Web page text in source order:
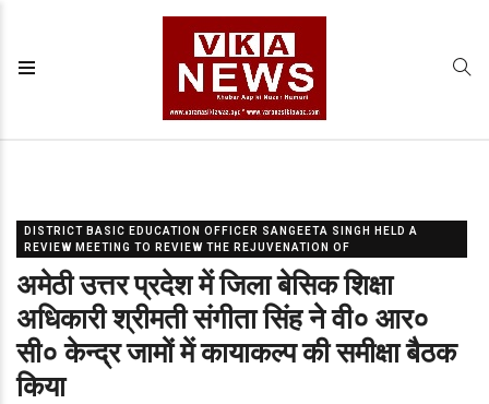
DISTRICT BASIC EDUCATION OFFICER SANGEETA SINGH HELD A
REVIEW MEETING TO REVIEW THE REJUVENATION OF
अमेठी उत्तर प्रदेश में जिला बेसिक शिक्षा
अधिकारी श्रीमती संगीता सिंह ने वी० आर०
सी० केन्द्र जामों में कायाकल्प की समीक्षा बैठक
किया